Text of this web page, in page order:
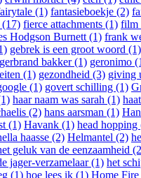
(1) fantasieboekje (2)
(17) fierce attachments (1) film
Hodgson Burnett (1) frank
gebrek is een groot woord (1)
gerbrand bakker (1) geronimo
(1) gezondheid (3) giving
(1) govert schilling (1)
haar naam was sarah (1)
(2) hans aarsman (1)
(1) Havank (1) head hopping
haasse (2) Helmantel (2)
geluk van de eenzaamheid
jager-verzamelaar (1) het
(1) hoe lees ik (1) Home